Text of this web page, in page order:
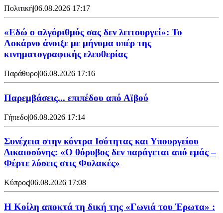
Πολιτική|06.08.2026 17:17
«Εδώ ο αλγόριθμός σας δεν λειτουργεί»: Το
Λοκάρνο άνοιξε με μήνυμα υπέρ της
κινηματογραφικής ελευθερίας
Παράθυρο|06.08.2026 17:16
Παρεμβάσεις... επιπέδου από Αϊβού
Γήπεδο|06.08.2026 17:14
Συνέχεια στην κόντρα Ισότητας και Υπουργείου
Δικαιοσύνης: «Ο θόρυβος δεν παράγεται από εμάς –
Φέρτε λύσεις στις Φυλακές»
Κύπρος|06.08.2026 17:08
Η Κοίλη αποκτά τη δική της «Γωνιά του Έρωτα» :